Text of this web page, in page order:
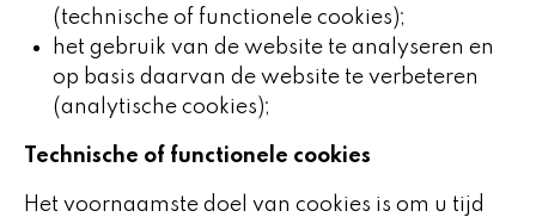
(technische of functionele cookies);
het gebruik van de website te analyseren en
op basis daarvan de website te verbeteren
(analytische cookies);
Technische of functionele cookies
Het voornaamste doel van cookies is om u tijd